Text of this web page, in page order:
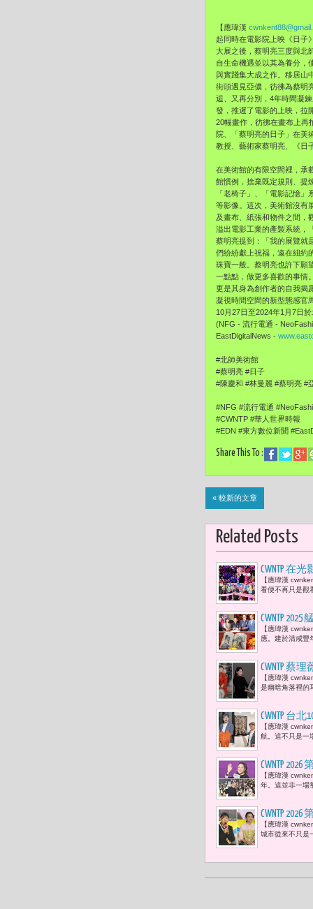
【應瑋漢
起同時在電影院上映《日子
大展之後，蔡明亮三度與北
自生命機遇並以其為養分，
與實踐集大成之作。 移居山
街頭遇見亞儂， 彷彿為蔡明
逅、又再分別，4年時間凝
發，推遲了電影的上映，拉
20幅畫作， 彷彿在畫布上再
院、「蔡明亮的日子」在美
教授、藝術家蔡明亮、《 日
在美術館的有限空間裡，承
館慣例，捨棄既定規則、提
「老椅子」、
「電影記憶
等影像。這次，美術館沒有
及畫布、 紙張和物件之間，
溢出電影工業的產製系統，
蔡明亮提到：「我的展覽就
們紛紛獻上祝福， 遠在紐約
珠寶一般。 蔡明亮也許下願
一點點，做更多喜歡的事情
更是其身為創作者的自我揭
凝視時間空間的新型態感官
10月27日至2024年1月7日
(NFG - 流行電通 -
EastDigitalNews -
#北師美術館
#蔡明亮 #日子
#陳慶和 #林曼麗 #蔡明亮 #
#NFG #流行電通
#CWNTP #華人世界時報
#EDN #東方數位新聞
Share This To :
« 較新的文章
Related Posts
CWNTP 在
影》沉浸
【應瑋漢
看便不再只是觀
CWNTP
島神很大
【應瑋漢
應。建於清咸豐
CWNTP 蔡
己
【應瑋漢
是幽暗角落裡的
CWNTP 台
術數位18
【應瑋漢
航。這不只是一
CWNTP
己與世界
【應瑋漢
年。這並非一場
CWNTP
們該如何
【應瑋漢
城市從來不只是